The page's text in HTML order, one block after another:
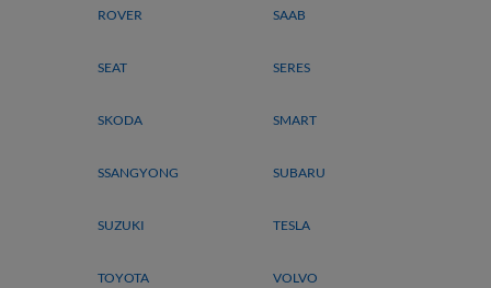
ROVER SAAB
SEAT SERES
SKODA SMART
SSANGYONG SUBARU
SUZUKI TESLA
TOYOTA VOLVO